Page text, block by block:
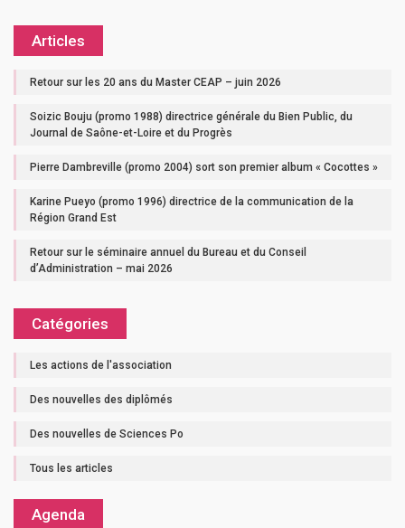
Articles
Retour sur les 20 ans du Master CEAP – juin 2026
Soizic Bouju (promo 1988) directrice générale du Bien Public, du
Journal de Saône-et-Loire et du Progrès
Pierre Dambreville (promo 2004) sort son premier album « Cocottes »
Karine Pueyo (promo 1996) directrice de la communication de la
Région Grand Est
Retour sur le séminaire annuel du Bureau et du Conseil
d’Administration – mai 2026
Catégories
Les actions de l'association
Des nouvelles des diplômés
Des nouvelles de Sciences Po
Tous les articles
Agenda